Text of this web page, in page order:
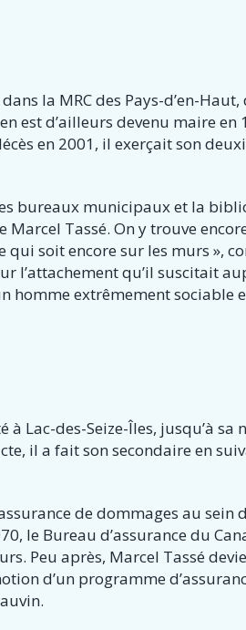
la MRC des Pays-d’en-
est d’ailleurs devenu maire
en 2001, il exerçait son
bureaux municipaux et la
Marcel Tassé. On y trouve
qui soit encore sur les murs »,
l’attachement qu’il suscitait
homme extrêmement sociable
Lac-des-Seize-Îles, jusqu’à sa
il a fait son secondaire en
de dommages au sein
le Bureau d’assurance du
Peu après, Marcel Tassé
d’un programme